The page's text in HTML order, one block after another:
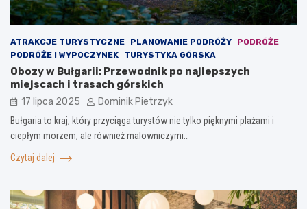
ATRAKCJE TURYSTYCZNE PLANOWANIE PODRÓŻY
PODRÓŻE
PODRÓŻE I WYPOCZYNEK
TURYSTYKA GÓRSKA
Obozy w Bułgarii: Przewodnik po najlepszych
miejscach i trasach górskich
17 lipca 2025 Dominik Pietrzyk
Bułgaria to kraj, który przyciąga turystów nie tylko pięknymi plażami i
ciepłym morzem, ale również malowniczymi…
Czytaj dalej